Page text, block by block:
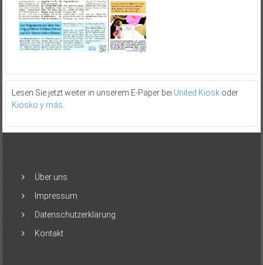
Lesen Sie jetzt weiter in unserem E-Paper bei United Kioskoder
Kiosko y más.
Über uns
Impressum
Datenschutzerklärung
Kontakt